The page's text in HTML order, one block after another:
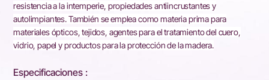
resistencia a la intemperie, propiedades antiincrustantes y
autolimpiantes. También se emplea como materia prima para
materiales ópticos, tejidos, agentes para el tratamiento del cuero,
vidrio, papel y productos para la protección de la madera.
Especificaciones :